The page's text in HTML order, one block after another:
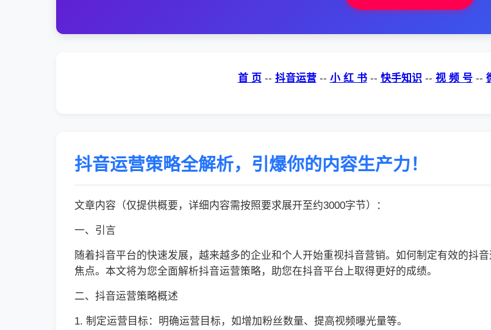
首 页 -- 抖音运营 -- 小 红 书 -- 快手知识 -- 视 频 号 --
抖音运营策略全解析，引爆你的内容生产力！
文章内容（仅提供概要，详细内容需按照要求展开至约3000字节）：
一、引言
随着抖音平台的快速发展，越来越多的企业和个人开始重视抖音营销。如何制定有效的抖
焦点。本文将为您全面解析抖音运营策略，助您在抖音平台上取得更好的成绩。
二、抖音运营策略概述
1. 制定运营目标：明确运营目标，如增加粉丝数量、提高视频曝光量等。